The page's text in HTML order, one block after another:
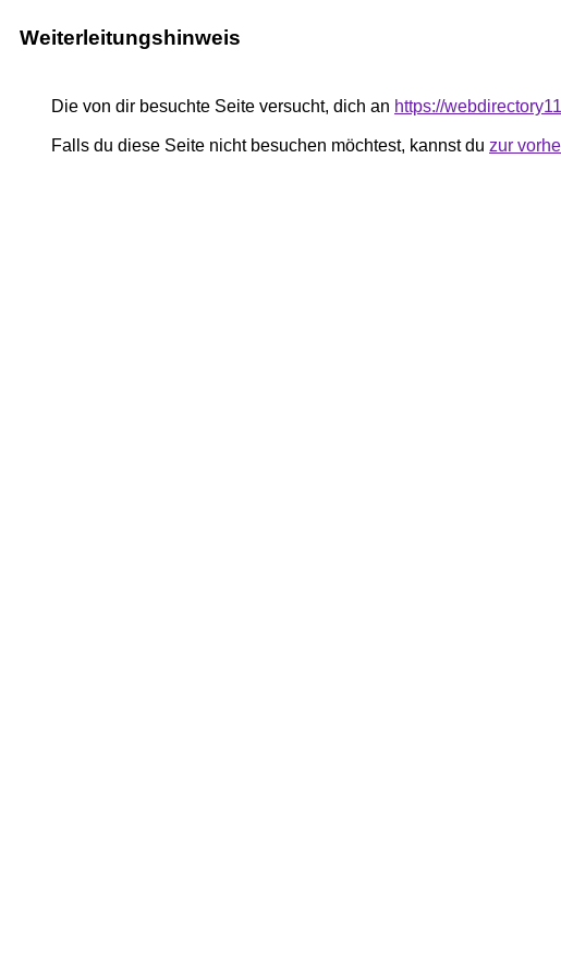
Weiterleitungshinweis
Die von dir besuchte Seite versucht, dich an https://
Falls du diese Seite nicht besuchen möchtest, kannst du zur